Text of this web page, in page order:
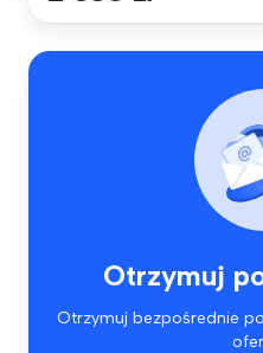
Otrzymuj
Otrzymuj bezpośrednie